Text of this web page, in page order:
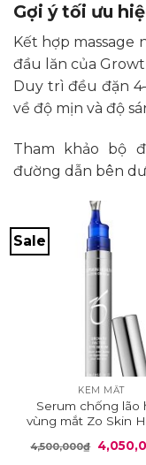
Gợi ý tối ưu
Kết hợp massage
đầu lăn của
Duy trì đều đặn
về độ mịn và độ
Tham khảo bộ
đường dẫn bên
Sale
KEM MẮT
Serum chống lão
vùng mắt Zo Skin
4,500,000₫
Giá
gốc